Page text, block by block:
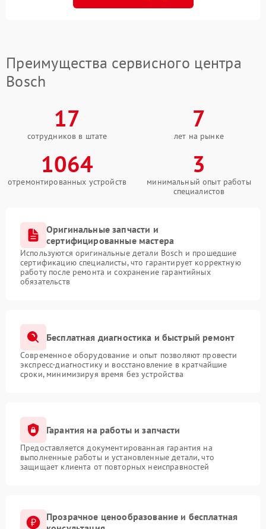
Преимущества сервисного центра
Bosch
17
сотрудников в штате
7
лет на рынке
1064
отремонтированных устройств
3
минимальный опыт работы
специалистов
Оригинальные запчасти и
сертифицированные мастера
Используются оригинальные детали Bosch и прошедшие
сертификацию специалисты, что гарантирует корректную
работу после ремонта и сохранение гарантийных
обязательств
Бесплатная диагностика и быстрый ремонт
Современное оборудование и опыт позволяют провести
экспресс-диагностику и восстановление в кратчайшие
сроки, минимизируя время без устройства
Гарантия на работы и запчасти
Предоставляется документированная гарантия на
выполненные работы и установленные детали, что
защищает клиента от повторных неисправностей
Прозрачное ценообразование и бесплатная